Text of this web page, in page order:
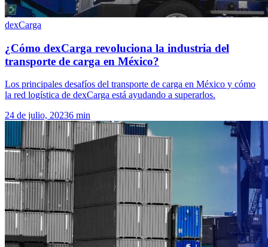
dexCarga
¿Cómo dexCarga revoluciona la industria del
transporte de carga en México?
Los principales desafíos del transporte de carga en México y cómo
la red logística de dexCarga está ayudando a superarlos.
24 de julio, 20236 min